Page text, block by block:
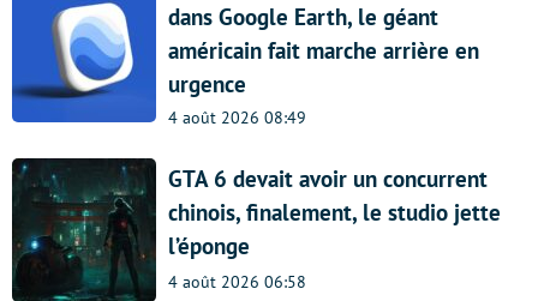
dans Google Earth, le géant
américain fait marche arrière en
urgence
4 août 2026 08:49
GTA 6 devait avoir un concurrent
chinois, finalement, le studio jette
l’éponge
4 août 2026 06:58